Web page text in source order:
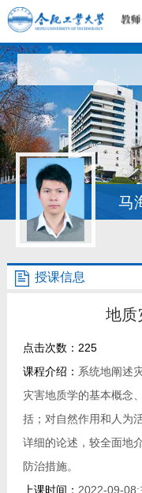
首页
研究进展
科学研究
教学研究
获奖信息
招生信息
教师博客
科研感悟
马
授课信息
地质
点击次数： 225
课程介绍： 系统地阐述
灾害地质学的基本概念
括；对自然作用和人为
详细的论述，较全面地
防治措施。
上课时间： 2022-09-